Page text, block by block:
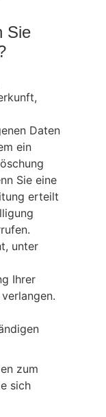
Sie
Daten
ein
Sie eine
erteilt
unter
Ihrer
zum
sich